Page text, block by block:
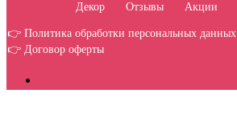
Декор Отзывы Акции
👉 Политика обработки персональных данных
👉 Договор оферты